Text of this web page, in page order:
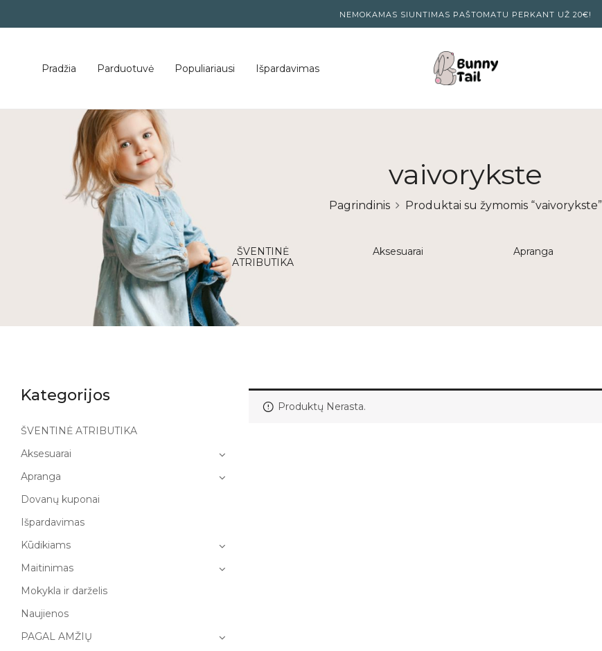
NEMOKAMAS SIUNTIMAS PAŠTOMATU PERKANT UŽ 20€!
Pradžia Parduotuvė Populiariausi Išpardavimas
vaivorykste
Pagrindinis Produktai su žymomis “vaivorykste”
Vasaros kolekcija
ŠVENTINĖ
ATRIBUTIKA
Aksesuarai Apranga
Kategorijos
ŠVENTINĖ ATRIBUTIKA
Aksesuarai
Apranga
Dovanų kuponai
Išpardavimas
Kūdikiams
Maitinimas
Mokykla ir darželis
Naujienos
PAGAL AMŽIŲ
Produktų Nerasta.